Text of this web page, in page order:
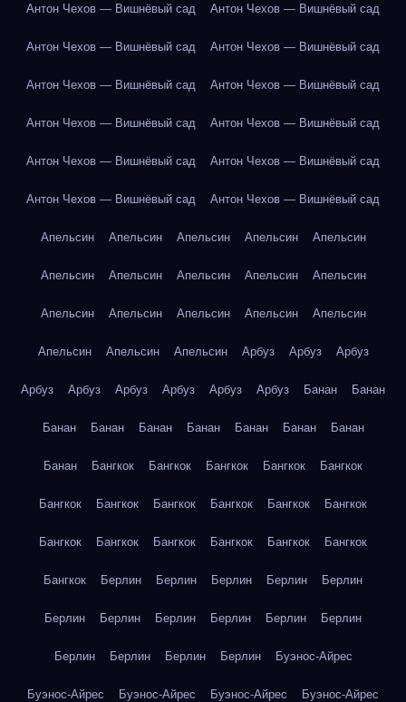
Антон Чехов — Вишнёвый сад Антон Чехов — Вишнёвый сад
Антон Чехов — Вишнёвый сад Антон Чехов — Вишнёвый сад
Антон Чехов — Вишнёвый сад Антон Чехов — Вишнёвый сад
Антон Чехов — Вишнёвый сад Антон Чехов — Вишнёвый сад
Антон Чехов — Вишнёвый сад Антон Чехов — Вишнёвый сад
Антон Чехов — Вишнёвый сад Антон Чехов — Вишнёвый сад
Апельсин Апельсин Апельсин Апельсин Апельсин
Апельсин Апельсин Апельсин Апельсин Апельсин
Апельсин Апельсин Апельсин Апельсин Апельсин
Апельсин Апельсин Апельсин Арбуз Арбуз Арбуз
Арбуз Арбуз Арбуз Арбуз Арбуз Арбуз Банан Банан
Банан Банан Банан Банан Банан Банан Банан
Банан Бангкок Бангкок Бангкок Бангкок Бангкок
Бангкок Бангкок Бангкок Бангкок Бангкок Бангкок
Бангкок Бангкок Бангкок Бангкок Бангкок Бангкок
Бангкок Берлин Берлин Берлин Берлин Берлин
Берлин Берлин Берлин Берлин Берлин Берлин
Берлин Берлин Берлин Берлин Буэнос-Айрес
Буэнос-Айрес Буэнос-Айрес Буэнос-Айрес Буэнос-Айрес